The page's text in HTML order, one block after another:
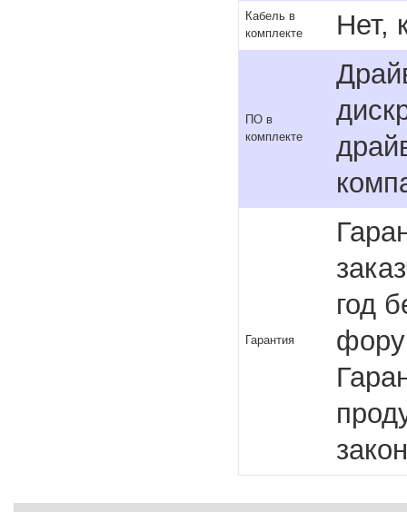
Кабель в
комплекте
Нет,
ПО в
комплекте
Гарантия
год